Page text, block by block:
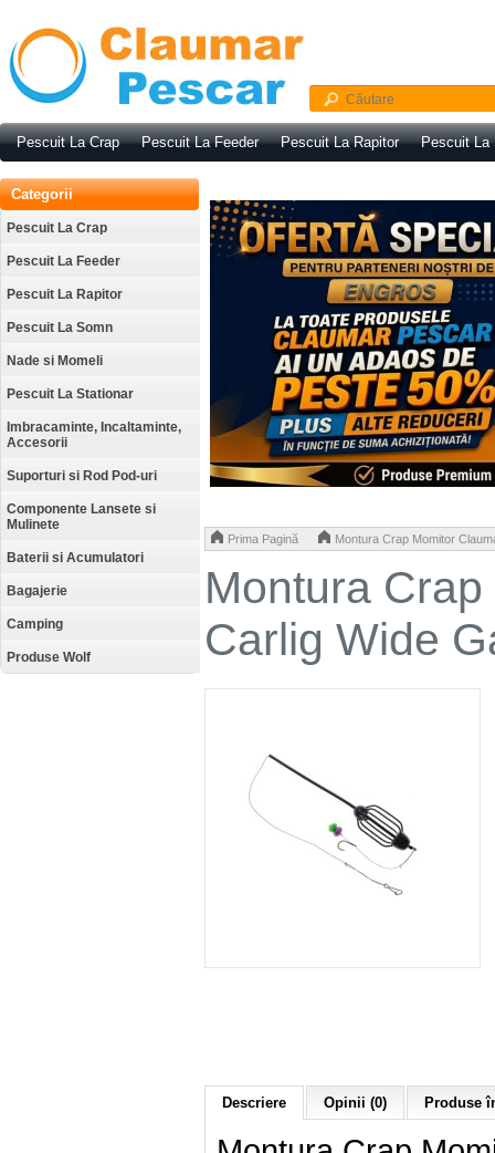
Pescuit La Crap Pescuit La Feeder Pescuit La Rapitor Pescuit La
Categorii
Pescuit La Crap
Pescuit La Feeder
Pescuit La Rapitor
Pescuit La Somn
Nade si Momeli
Pescuit La Stationar
Imbracaminte, Incaltaminte,
Accesorii
Suporturi si Rod Pod-uri
Componente Lansete si
Mulinete
Baterii si Acumulatori
Bagajerie
Camping
Produse Wolf
Prima Pagină Montura Crap Momitor
Montura
Carlig Wide
Descriere Opinii (0) Produse